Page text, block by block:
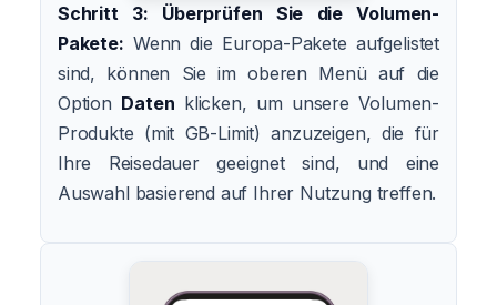
Schritt 3: Überprüfen Sie die Volumen-
Pakete: Wenn die Europa-Pakete aufgelistet
sind, können Sie im oberen Menü auf die
Option Daten klicken, um unsere Volumen-
Produkte (mit GB-Limit) anzuzeigen, die für
Ihre Reisedauer geeignet sind, und eine
Auswahl basierend auf Ihrer Nutzung treffen.